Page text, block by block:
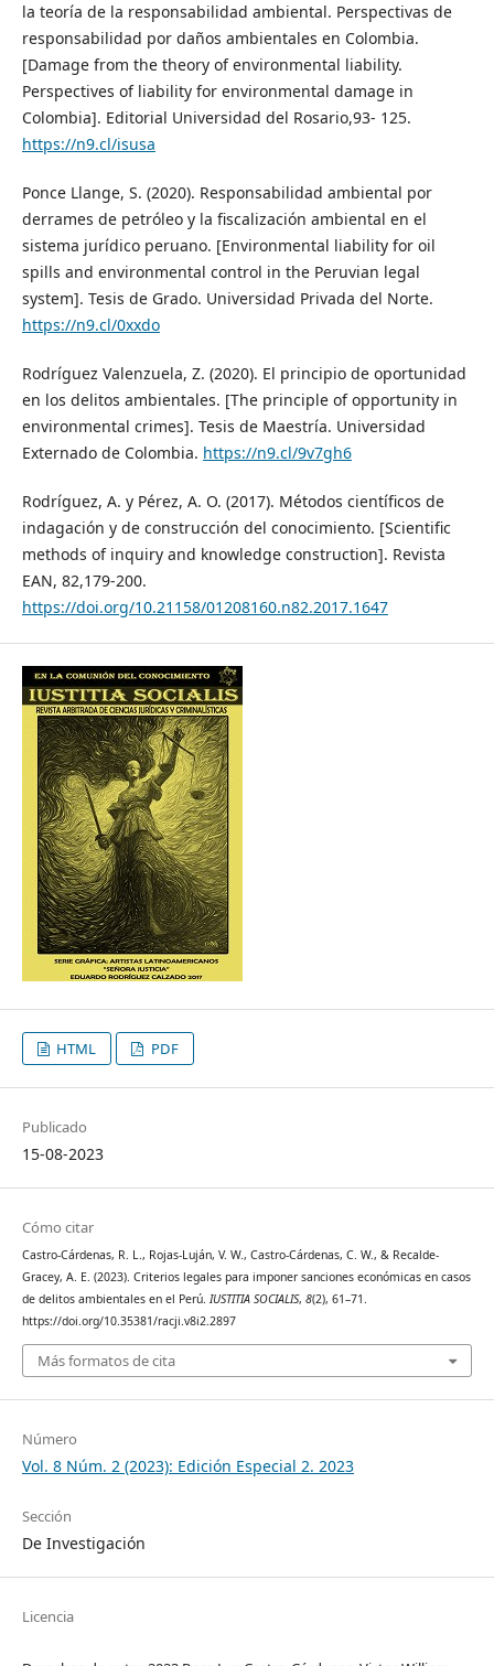
la teoría de la responsabilidad ambiental. Perspectivas de
responsabilidad por daños ambientales en Colombia.
[Damage from the theory of environmental liability.
Perspectives of liability for environmental damage in
Colombia]. Editorial Universidad del Rosario,93- 125.
https://n9.cl/isusa
Ponce Llange, S. (2020). Responsabilidad ambiental por
derrames de petróleo y la fiscalización ambiental en el
sistema jurídico peruano. [Environmental liability for oil
spills and environmental control in the Peruvian legal
system]. Tesis de Grado. Universidad Privada del Norte.
https://n9.cl/0xxdo
Rodríguez Valenzuela, Z. (2020). El principio de oportunidad
en los delitos ambientales. [The principle of opportunity in
environmental crimes]. Tesis de Maestría. Universidad
Externado de Colombia. https://n9.cl/9v7gh6
Rodríguez, A. y Pérez, A. O. (2017). Métodos científicos de
indagación y de construcción del conocimiento. [Scientific
methods of inquiry and knowledge construction]. Revista
EAN, 82,179-200.
https://doi.org/10.21158/01208160.n82.2017.1647
HTML PDF
Publicado
15-08-2023
Cómo citar
Castro-Cárdenas, R. L., Rojas-Luján, V. W., Castro-Cárdenas, C. W., & Recalde-
Gracey, A. E. (2023). Criterios legales para imponer sanciones económicas en casos
de delitos ambientales en el Perú. IUSTITIA SOCIALIS, 8(2), 61–71.
https://doi.org/10.35381/racji.v8i2.2897
Más formatos de cita
Número
Vol. 8 Núm. 2 (2023): Edición Especial 2. 2023
Sección
De Investigación
Licencia